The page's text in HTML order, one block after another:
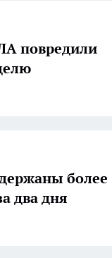
повредили
более
два дня